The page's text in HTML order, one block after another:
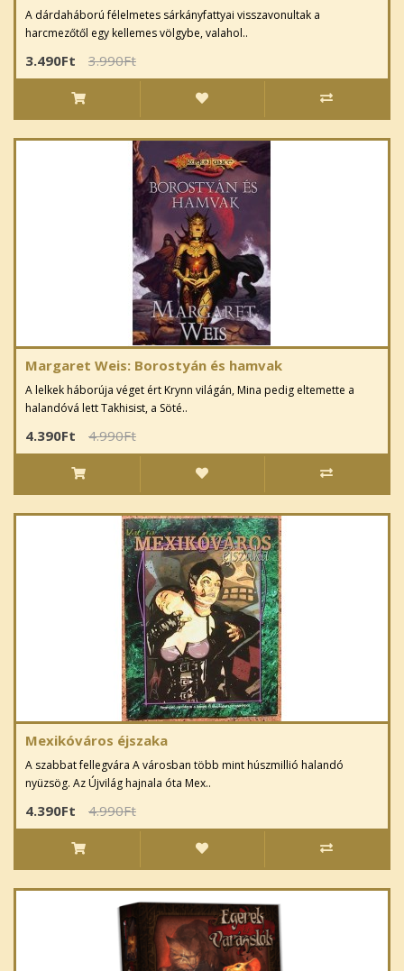
A dárdaháború félelmetes sárkányfattyai visszavonultak a
harcmezőtől egy kellemes völgybe, valahol..
3.490Ft 3.990Ft
Margaret Weis: Borostyán és hamvak
A lelkek háborúja véget ért Krynn világán, Mina pedig eltemette a
halandóvá lett Takhisist, a Söté..
4.390Ft 4.990Ft
Mexikóváros éjszaka
A szabbat fellegvára A városban több mint húszmillió halandó
nyüzsög. Az Újvilág hajnala óta Mex..
4.390Ft 4.990Ft